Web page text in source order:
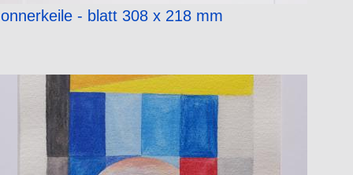
- blatt 308 x 218 mm